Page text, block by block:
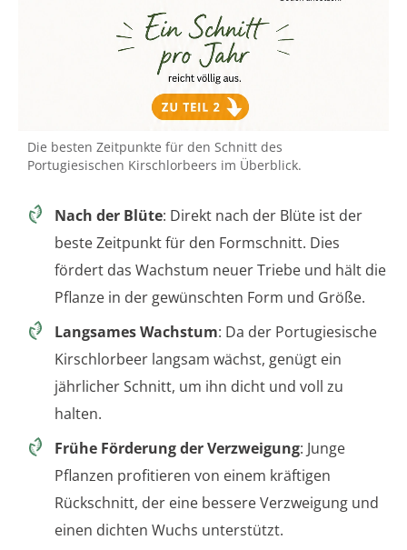
Die besten Zeitpunkte für den Schnitt des
Portugiesischen Kirschlorbeers im Überblick.
Nach der Blüte: Direkt nach der Blüte ist der
beste Zeitpunkt für den Formschnitt. Dies
fördert das Wachstum neuer Triebe und hält die
Pflanze in der gewünschten Form und Größe.
Langsames Wachstum: Da der Portugiesische
Kirschlorbeer langsam wächst, genügt ein
jährlicher Schnitt, um ihn dicht und voll zu
halten.
Frühe Förderung der Verzweigung: Junge
Pflanzen profitieren von einem kräftigen
Rückschnitt, der eine bessere Verzweigung und
einen dichten Wuchs unterstützt.